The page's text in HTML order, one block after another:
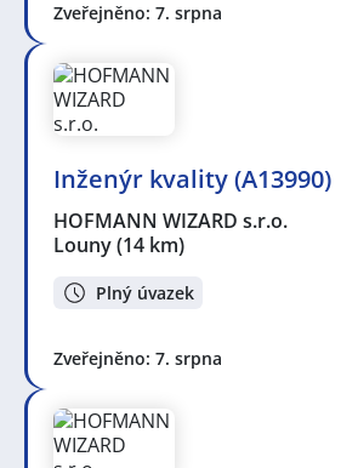
Zveřejněno: 7. srpna
Inženýr kvality (A13990)
HOFMANN WIZARD s.r.o.
Louny(14 km)
Plný úvazek
Zveřejněno: 7. srpna